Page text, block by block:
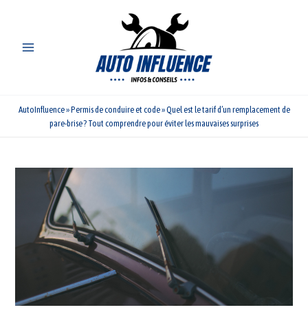
AutoInfluence»Permis de conduire et code»Quel est le tarif d’un remplacement de
pare-brise ? Tout comprendre pour éviter les mauvaises surprises